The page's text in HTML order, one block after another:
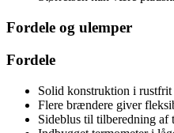
Fordele og ulemper
Fordele
Solid konstruktion i rustfrit
Flere brændere giver
Sideblus til tilberedning af